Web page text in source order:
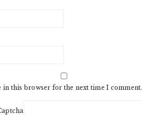
in this browser for the next time I comment.